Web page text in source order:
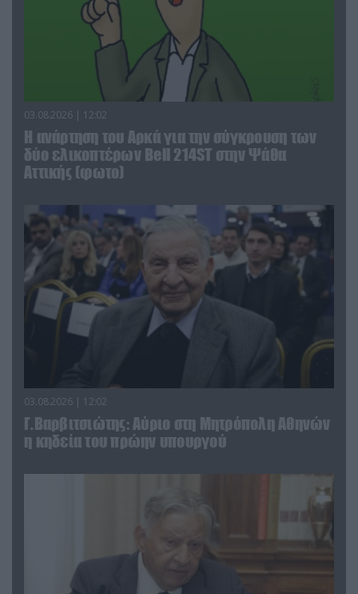
03.08.2026 | 12:02
Η ανάρτηση του Αρκά για την σύγκρουση των
δύο ελικοπτέρων Bell 214ST στην Ψάθα
Αττικής (φωτο)
03.08.2026 | 12:02
Γ.Βαρβιτσιώτης: Aύριο στη Μητρόπολη Αθηνών
η κηδεία του πρώην υπουργού